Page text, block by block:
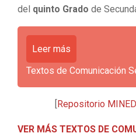
del quinto Grado de
Leer más
Textos de Comunicación
[Repositorio
VER MÁS TEXTOS DE